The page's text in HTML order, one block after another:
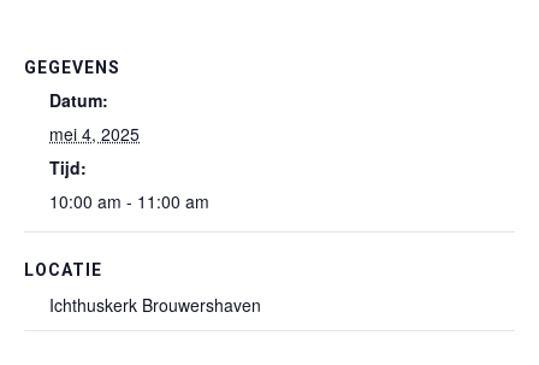
GEGEVENS
Datum:
mei 4, 2025
Tijd:
10:00 am - 11:00 am
LOCATIE
Ichthuskerk Brouwershaven